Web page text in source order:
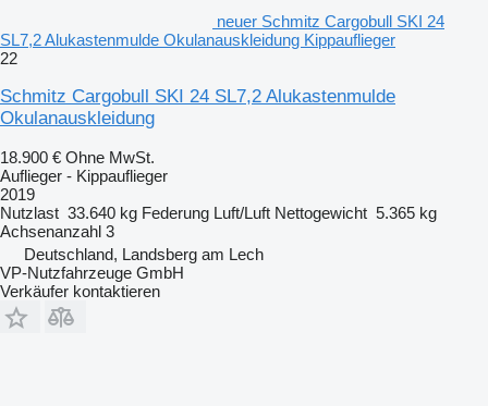
neuer Schmitz Cargobull SKI 24
SL7,2 Alukastenmulde Okulanauskleidung Kippauflieger
22
Schmitz Cargobull SKI 24 SL7,2 Alukastenmulde
Okulanauskleidung
18.900 € Ohne MwSt.
Auflieger - Kippauflieger
2019
Nutzlast 33.640 kg Federung Luft/Luft Nettogewicht 5.365 kg
Achsenanzahl 3
Deutschland, Landsberg am Lech
VP-Nutzfahrzeuge GmbH
Verkäufer kontaktieren